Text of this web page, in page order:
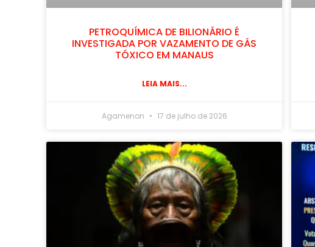
PETROQUÍMICA DE BILIONÁRIO É
INVESTIGADA POR VAZAMENTO DE GÁS
TÓXICO EM MANAUS
LEIA MAIS...
Agamenon 17 de julho de 2026